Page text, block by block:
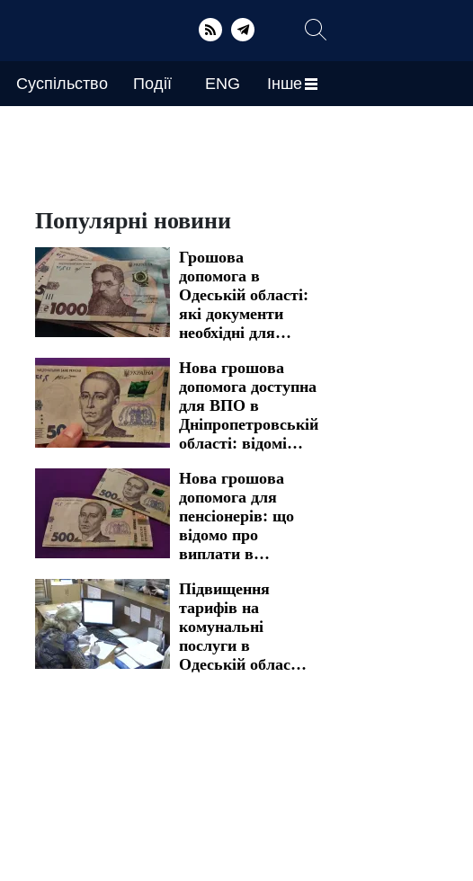
Суспільство Події ENG Інше
Популярні новини
Грошова
допомога в
Одеській області:
які документи
необхідні для
отримання
Нова грошова
допомога доступна
для ВПО в
Дніпропетровській
області: відомі
та розмір виплат
Нова грошова
допомога для
пенсіонерів: що
відомо про
виплати в
області
Підвищення
тарифів на
комунальні
послуги в
Одеській області: